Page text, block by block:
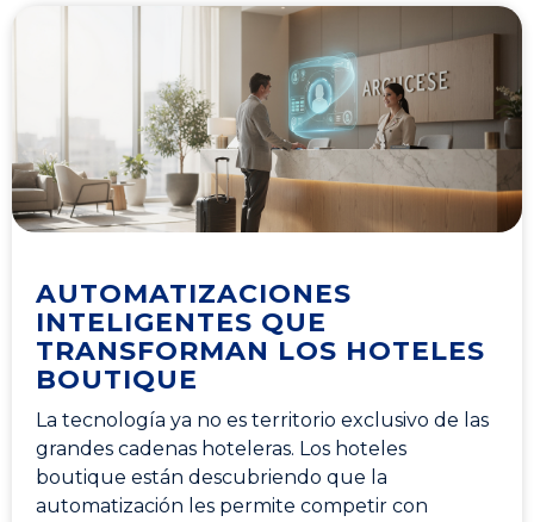
AUTOMATIZACIONES
INTELIGENTES QUE
TRANSFORMAN LOS HOTELES
BOUTIQUE
La tecnología ya no es territorio exclusivo de las
grandes cadenas hoteleras. Los hoteles
boutique están descubriendo que la
automatización les permite competir con